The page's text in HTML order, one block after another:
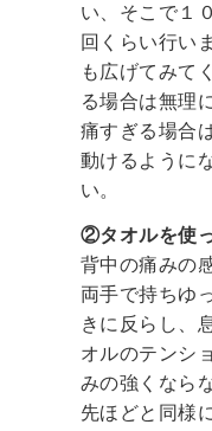
い、そこで１
回くらい行い
も広げてみて
る場合は無理
痛すぎる場合
動けるように
い。
②タオルを使
背中の痛みの
両手で持ちゆ
きに反らし、
オルのテンシ
みの強くなら
先ほどと同様